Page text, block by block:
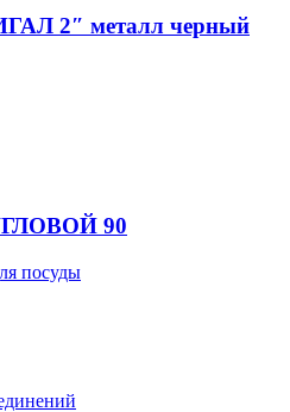
2″ металл черный
90
посуды